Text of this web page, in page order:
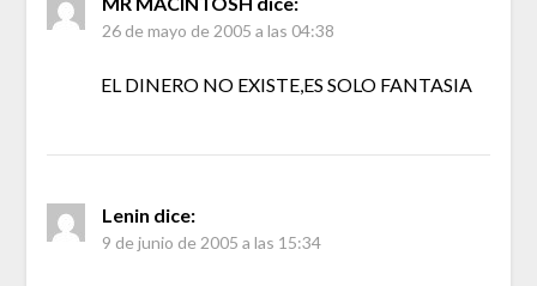
26 de mayo de 2005 a las 04:38
EL DINERO NO EXISTE,ES SOLO FANTASIA
Lenin dice:
9 de junio de 2005 a las 15:34